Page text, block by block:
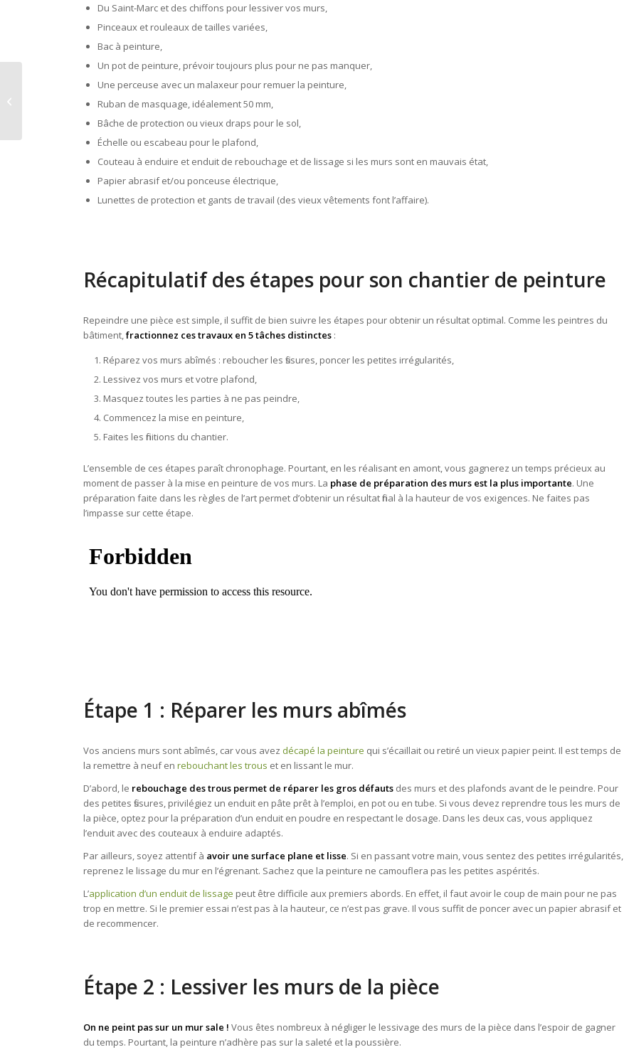
Du Saint-Marc et des chiffons pour lessiver vos murs,
Pinceaux et rouleaux de tailles variées,
Bac à peinture,
Un pot de peinture, prévoir toujours plus pour ne pas manquer,
Une perceuse avec un malaxeur pour remuer la peinture,
Ruban de masquage, idéalement 50 mm,
Bâche de protection ou vieux draps pour le sol,
Échelle ou escabeau pour le plafond,
Couteau à enduire et enduit de rebouchage et de lissage si les murs sont en mauvais état,
Papier abrasif et/ou ponceuse électrique,
Lunettes de protection et gants de travail (des vieux vêtements font l’affaire).
Récapitulatif des étapes pour son chantier de peinture
Repeindre une pièce est simple, il suffit de bien suivre les étapes pour obtenir un résultat optimal. Comme les peintres du
bâtiment,fractionnez ces travaux en 5 tâches distinctes :
Réparez vos murs abîmés : reboucher les fissures, poncer les petites irrégularités,
Lessivez vos murs et votre plafond,
Masquez toutes les parties à ne pas peindre,
Commencez la mise en peinture,
Faites les finitions du chantier.
L’ensemble de ces étapes paraît chronophage. Pourtant, en les réalisant en amont, vous gagnerez un temps précieux au
moment de passer à la mise en peinture de vos murs. La phase de préparation des murs est la plus importante. Une
préparation faite dans les règles de l’art permet d’obtenir un résultat final à la hauteur de vos exigences. Ne faites pas
l’impasse sur cette étape.
Étape 1 : Réparer les murs abîmés
Vos anciens murs sont abîmés, car vous avez décapé la peinture qui s’écaillait ou retiré un vieux papier peint. Il est temps de
la remettre à neuf enrebouchant les trous et en lissant le mur.
D’abord, le rebouchage des trous permet de réparer les gros défauts des murs et des plafonds avant de le peindre. Pour
des petites fissures, privilégiez un enduit en pâte prêt à l’emploi, en pot ou en tube. Si vous devez reprendre tous les murs de
la pièce, optez pour la préparation d’un enduit en poudre en respectant le dosage. Dans les deux cas, vous appliquez
l’enduit avec des couteaux à enduire adaptés.
Par ailleurs, soyez attentif à avoir une surface plane et lisse. Si en passant votre main, vous sentez des petites irrégularités,
reprenez le lissage du mur en l’égrenant. Sachez que la peinture ne camouflera pas les petites aspérités.
L’application d’un enduit de lissage peut être difficile aux premiers abords. En effet, il faut avoir le coup de main pour ne pas
trop en mettre. Si le premier essai n’est pas à la hauteur, ce n’est pas grave. Il vous suffit de poncer avec un papier abrasif et
de recommencer.
Étape 2 : Lessiver les murs de la pièce
On ne peint pas sur un mur sale ! Vous êtes nombreux à négliger le lessivage des murs de la pièce dans l’espoir de gagner
du temps. Pourtant, la peinture n’adhère pas sur la saleté et la poussière.
Repeindre une cuisine
laquée sans traces